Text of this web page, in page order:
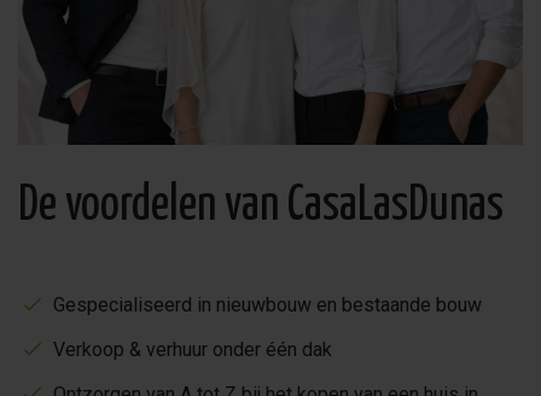
De voordelen van CasaLasDunas
Gespecialiseerd in nieuwbouw en bestaande bouw
Verkoop & verhuur onder één dak